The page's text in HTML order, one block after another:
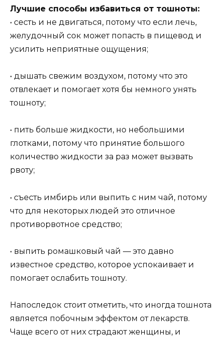
Лучшие способы избавиться от тошноты:
• сесть и не двигаться, потому что если лечь,
желудочный сок может попасть в пищевод и
усилить неприятные ощущения;
• дышать свежим воздухом, потому что это
отвлекает и помогает хотя бы немного унять
тошноту;
• пить больше жидкости, но небольшими
глотками, потому что принятие большого
количество жидкости за раз может вызвать
рвоту;
• съесть имбирь или выпить с ним чай, потому
что для некоторых людей это отличное
противорвотное средство;
• выпить ромашковый чай — это давно
известное средство, которое успокаивает и
помогает ослабить тошноту.
Напоследок стоит отметить, что иногда тошнота
является побочным эффектом от лекарств.
Чаще всего от них страдают женщины, и